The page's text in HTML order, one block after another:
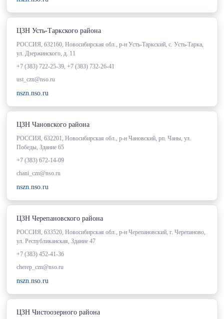
ЦЗН Усть-Таркского района
РОССИЯ, 632160, Новосибирская обл., р-н Усть-Таркский, с. Усть-Тарка,
ул. Дзержинского, д. 11
+7 (383) 722-25-39, +7 (383) 732-26-41
ust_czn@nso.ru
nszn.nso.ru
ЦЗН Чановского района
РОССИЯ, 632201, Новосибирская обл., р-н Чановский, рп. Чаны, ул.
Победы, Здание 65
+7 (383) 672-14-09
chani_czn@nso.ru
nszn.nso.ru
ЦЗН Черепановского района
РОССИЯ, 633520, Новосибирская обл., р-н Черепановский, г. Черепаново,
ул. Республиканская, Здание 47
+7 (383) 452-41-36
cherep_czn@nso.ru
nszn.nso.ru
ЦЗН Чистоозерного района